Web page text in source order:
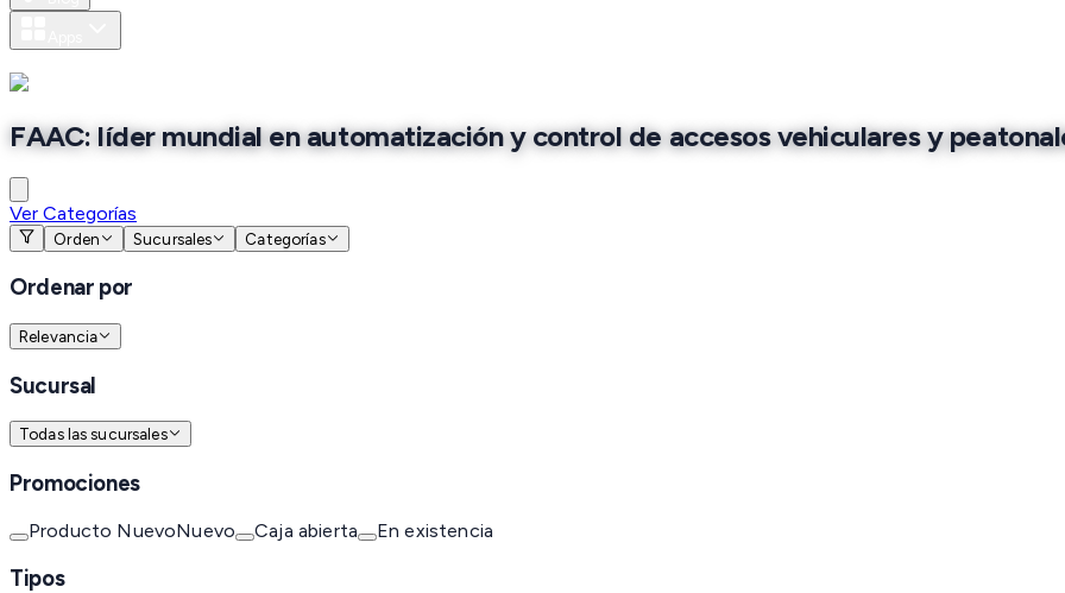
FAAC: líder mundial en automatización y control de accesos vehiculares y
Ver Categorías
Orden Sucursales Categorías
Ordenar por
Relevancia
Sucursal
Todas las sucursales
Promociones
Producto NuevoNuevo Caja abierta En existencia
Tipos